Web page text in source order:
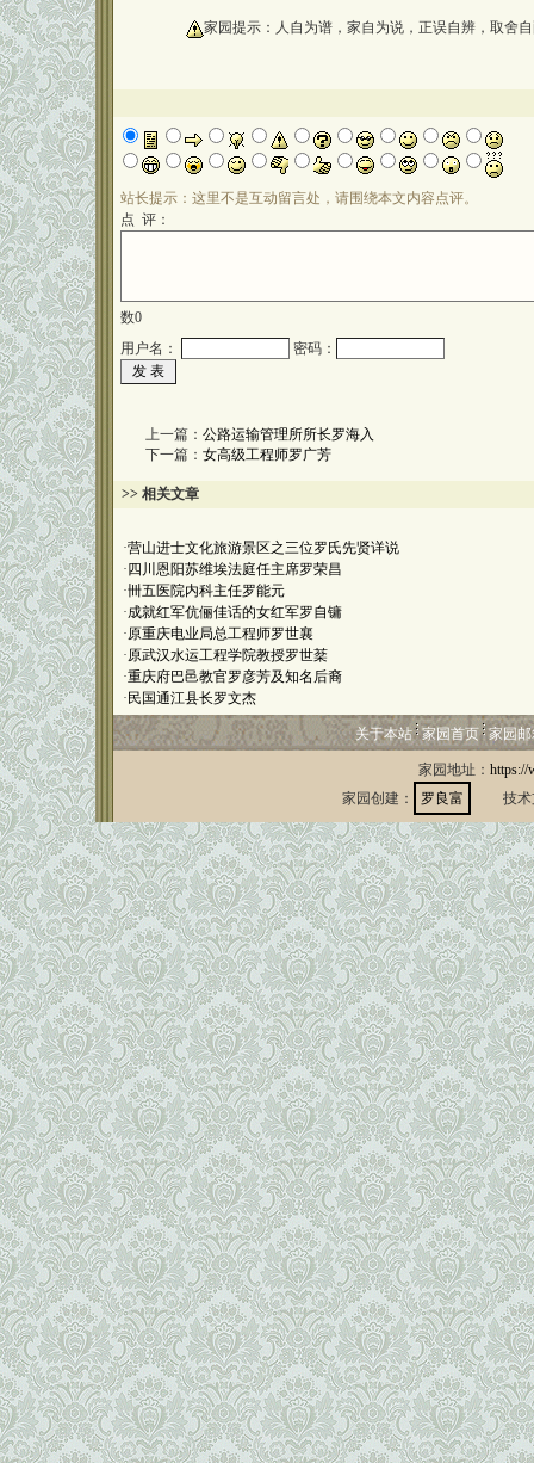
家园提示：人自为谱，家自为说，正误自辨，取舍
站长提示：这里不是互动留言处，请围绕本文内容点评。
点 评：
数0
用户名：
密码：
上一篇： 公路运输管理所所长罗海入
下一篇： 女高级工程师罗广芳
>> 相关文章
·营山进士文化旅游景区之三位罗氏先贤详说
· 四川恩阳苏维埃法庭任主席罗荣昌
·卌五医院内科主任罗能元
·成就红军伉俪佳话的女红军罗自镛
·原重庆电业局总工程师罗世襄
·原武汉水运工程学院教授罗世棻
·重庆府巴邑教官罗彦芳及知名后裔
· 民国通江县长罗文杰
关于本站 家园首页 家园
家园地址： https://
家园创建：
罗良富 技术